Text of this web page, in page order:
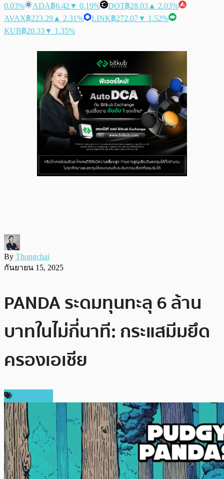
0.03%
ADA฿6.42 ▼ 0.19% DOT฿28.03 ▲ 2.03%
AVAX฿223.29 ▲ 2.31% LINK฿272.07▼ 1.52%
KUB฿20.33▼ 1.35%
By Thongchai
กันยายน 15, 2025
PANDA ระดมทุนทะลุ 6 ล้าน
บาทในไม่กี่นาที: กระแสมีมยึด
ครองเอเชีย